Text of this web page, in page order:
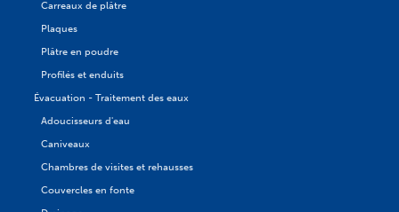
Carreaux de plâtre
Plaques
Plâtre en poudre
Profilés et enduits
Évacuation - Traitement des eaux
Adoucisseurs d'eau
Caniveaux
Chambres de visites et rehausses
Couvercles en fonte